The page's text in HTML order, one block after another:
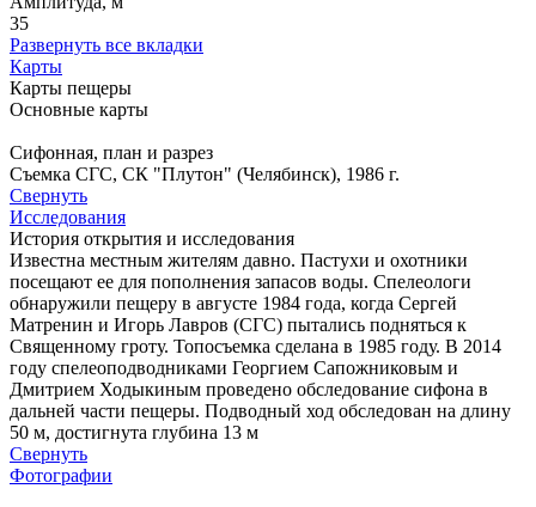
35
Развернуть все вкладки
Карты
Карты пещеры
Основные карты
Сифонная, план и разрез
Съемка СГС, СК "Плутон" (Челябинск), 1986 г.
Свернуть
Исследования
История открытия и исследования
Известна местным жителям давно. Пастухи и охотники
посещают ее для пополнения запасов воды. Спелеологи
обнаружили пещеру в августе 1984 года, когда Сергей
Матренин и Игорь Лавров (СГС) пытались подняться к
Священному гроту. Топосъемка сделана в 1985 году. В 2014
году спелеоподводниками Георгием Сапожниковым и
Дмитрием Ходыкиным проведено обследование сифона в
дальней части пещеры. Подводный ход обследован на длину
50 м, достигнута глубина 13 м
Свернуть
Фотографии